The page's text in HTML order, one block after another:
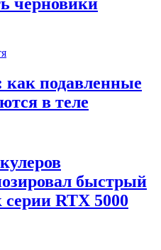
черновики
как подавленные
в теле
быстрый
RTX 5000